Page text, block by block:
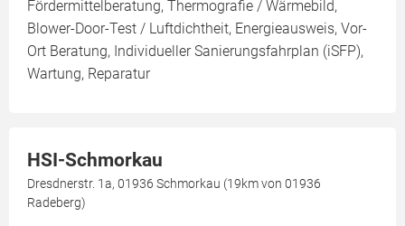
Fördermittelberatung, Thermografie / Wärmebild,
Blower-Door-Test / Luftdichtheit, Energieausweis, Vor-
Ort Beratung, Individueller Sanierungsfahrplan (iSFP),
Wartung, Reparatur
HSI-Schmorkau
Dresdnerstr. 1a, 01936 Schmorkau (19km von 01936
Radeberg)